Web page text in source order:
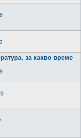
за какво време